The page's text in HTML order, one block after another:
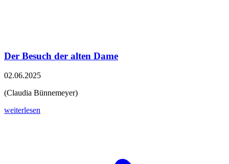
Der Besuch der alten Dame
02.06.2025
(Claudia Bünnemeyer)
weiterlesen